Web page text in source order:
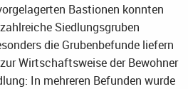
Bastionen konnten
Siedlungsgruben
die Grubenbefunde liefern
Wirtschaftsweise der Bewohner
In mehreren Befunden wurde